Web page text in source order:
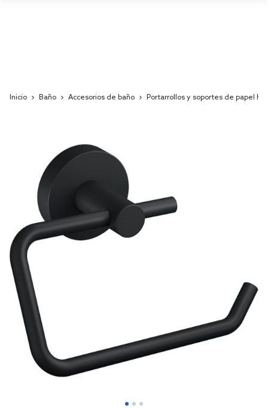
Inicio Baño Accesorios de baño Portarrollos y soportes de papel
images
gallery